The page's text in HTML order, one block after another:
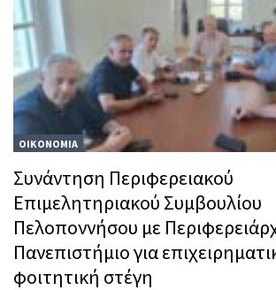
ΟΙΚΟΝΟΜΙΑ
Συνάντηση Περιφερειακού
Επιμελητηριακού Συμβουλίου
Πελοποννήσου με
Πανεπιστήμιο για
φοιτητική στέγη